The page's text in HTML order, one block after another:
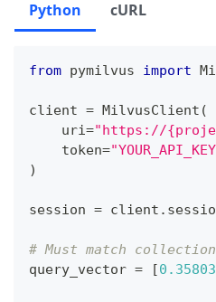
Python cURL
from pymilvus import
client = MilvusClient (
    uri
="https://
    token
=
)
session = client .
# Must
query_vector = [